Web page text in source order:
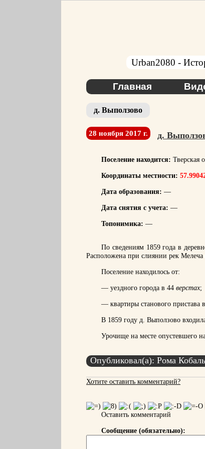
Urban2080 -
Главная
д. Выползово
28 ноября 2017 г. д.
Поселение находится: Тверская
Координаты местности:
Дата образования: —
Дата снятия с учета: —
Топонимика: —
По сведениям 1859 года в
Расположена при слиянии рек
Поселение находилось от:
— уездного города в 44 верстах;
— квартиры станового пристава
В 1859 году д. Выползово
Урочище на месте опустевшего
Опубликовал(а): Рома
Хотите оставить комментарий?
Оставить комментарий
Сообщение (обязательно):